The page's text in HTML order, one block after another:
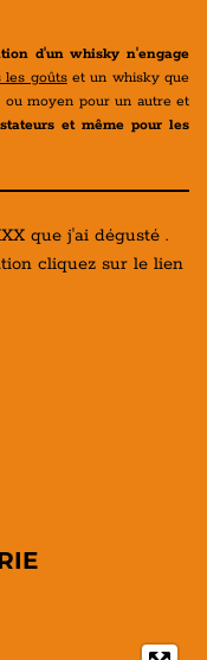
d'un whisky n'engage
les goûtset un whisky que
moyen pour un autre et
et même pour les
que j'ai dégusté .
cliquez sur le lien